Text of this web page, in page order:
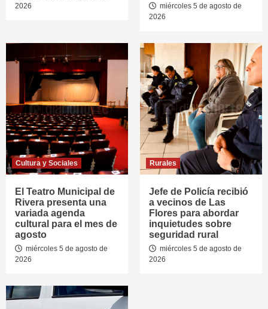
2026
miércoles 5 de agosto de
2026
Cultura y Sociales
El Teatro Municipal de
Rivera presenta una
variada agenda
cultural para el mes de
agosto
miércoles 5 de agosto de
2026
Rurales
Jefe de Policía recibió
a vecinos de Las
Flores para abordar
inquietudes sobre
seguridad rural
miércoles 5 de agosto de
2026